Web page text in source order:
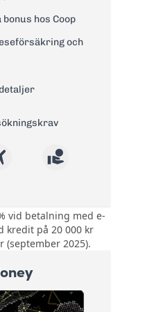
hos Coop
och
poäng per krona
allt du handlar
kortet. Upp till
hos Coop.
och
vid betalning med e-
kredit på 20 000 kr
(september 2025).